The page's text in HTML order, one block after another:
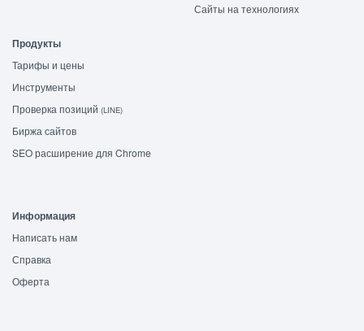
Сайты на технологиях
Продукты
Тарифы и цены
Инструменты
Проверка позиций (LINE)
Биржа сайтов
SEO расширение для Chrome
Информация
Написать нам
Справка
Оферта